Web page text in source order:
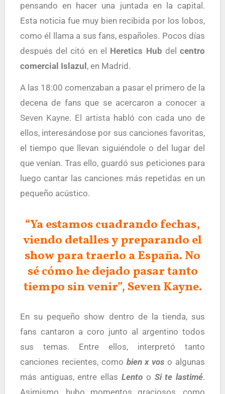
pensando en hacer una juntada en la capital.
Esta noticia fue muy bien recibida por los lobos,
como él llama a sus fans, españoles. Pocos días
después del citó en el Heretics Hub delcentro
comercial Islazul , en Madrid.
A las 18:00 comenzaban a pasar el primero de la
decena de fans que se acercaron a conocer a
Seven Kayne. El artistahabló con cada uno de
ellos, interesándose por sus canciones favoritas,
el tiempo que llevan siguiéndole o del lugar del
que venían. Tras ello, guardó sus peticiones para
luego cantar las canciones más repetidas en un
pequeño acústico.
“Ya estamos cuadrando fechas,
viendo detalles y preparando el
show para traerlo a España. No
sé cómo he dejado pasar tanto
tiempo sin venir”, Seven Kayne.
En su pequeño show dentro de la tienda, sus
fans cantaron a coro junto al argentino todos
sus temas. Entre ellos, interpretó tanto
canciones recientes, como bien x vos o algunas
más antiguas, entre ellas Lento o Si te lastimé.
Asimismo, hubo momentos graciosos, como